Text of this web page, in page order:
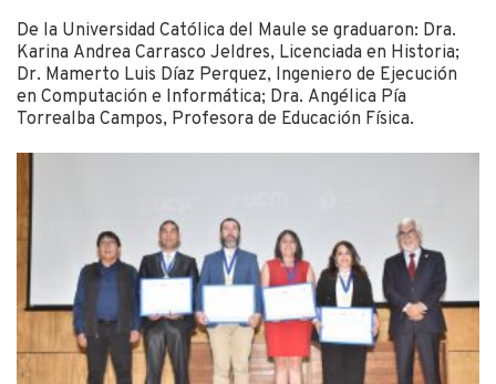
De la Universidad Católica del Maule se graduaron: Dra.
Karina Andrea Carrasco Jeldres, Licenciada en Historia;
Dr. Mamerto Luis Díaz Perquez, Ingeniero de Ejecución
en Computación e Informática; Dra. Angélica Pía
Torrealba Campos, Profesora de Educación Física.